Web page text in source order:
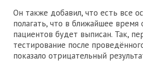
Он также добавил, что есть все
полагать, что в ближайшее время
пациентов будет выписан. Так,
тестирование после
показало отрицательный